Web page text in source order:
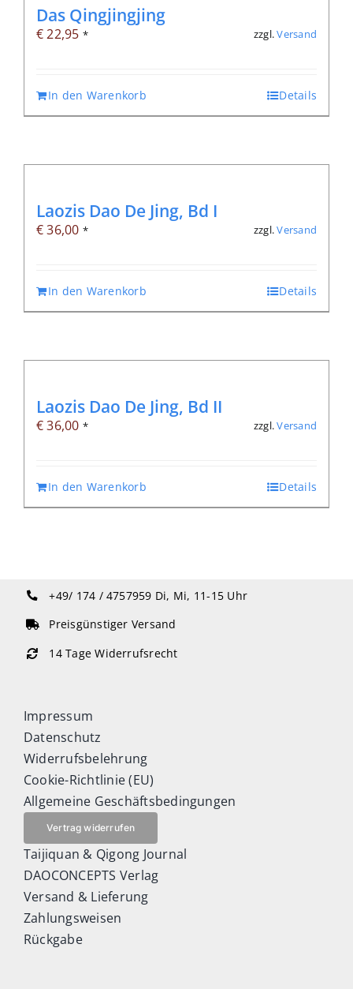
Das Qingjingjing
€22,95 * zzgl.Versand
In den Warenkorb Details
Laozis Dao De Jing, Bd I
€36,00 * zzgl.Versand
In den Warenkorb Details
Laozis Dao De Jing, Bd II
€36,00 * zzgl.Versand
In den Warenkorb Details
+49/ 174 / 4757959 Di, Mi, 11-15 Uhr
Preisgünstiger Versand
14 Tage Widerrufsrecht
Impressum
Datenschutz
Widerrufsbelehrung
Cookie-Richtlinie (EU)
Allgemeine Geschäftsbedingungen
Vertrag widerrufen
Taijiquan & Qigong Journal
DAOCONCEPTS Verlag
Versand & Lieferung
Zahlungsweisen
Rückgabe